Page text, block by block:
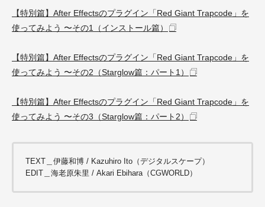
【特別篇】After Effectsのプラグイン「Red Giant Trapcode」を
使ってみよう 〜その1（インストール篇）
【特別篇】After Effectsのプラグイン「Red Giant Trapcode」を
使ってみよう 〜その2（Starglow篇：パート1）
【特別篇】After Effectsのプラグイン「Red Giant Trapcode」を
使ってみよう 〜その3（Starglow篇：パート2）
TEXT＿伊藤和博 / Kazuhiro Ito（デジタルスケープ）
EDIT＿海老原朱里 / Akari Ebihara（CGWORLD）